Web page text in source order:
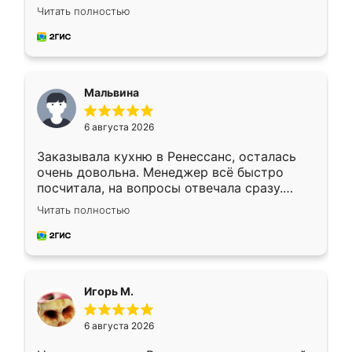
Ждал меньше месяца, сборщик с прямыми
руками. По цене вышло адекватно.
Рекомендую!
Читать полностью
Мальвина
6 августа 2026
Заказывала кухню в Ренессанс, осталась
очень довольна. Менеджер всё быстро
посчитала, на вопросы отвечала сразу.
Замерщик приехал в субботу, подошёл к
делу со всей ответственностью. Собрали
за день, ребята работали аккуратно, даже
Читать полностью
Игорь М.
6 августа 2026